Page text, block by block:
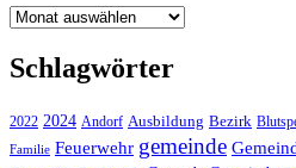
Archiv
Schlagwörter
2022 2024 Andorf Ausbildung Bezirk
Familie Feuerwehr gemeinde